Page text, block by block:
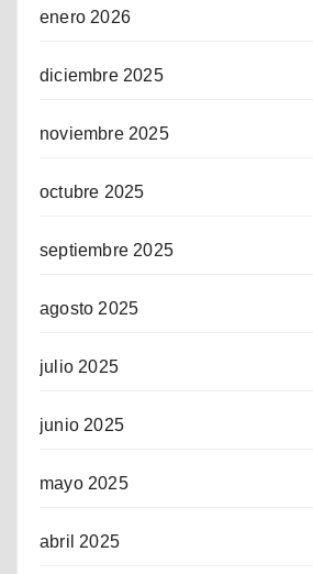
enero 2026
diciembre 2025
noviembre 2025
octubre 2025
septiembre 2025
agosto 2025
julio 2025
junio 2025
mayo 2025
abril 2025